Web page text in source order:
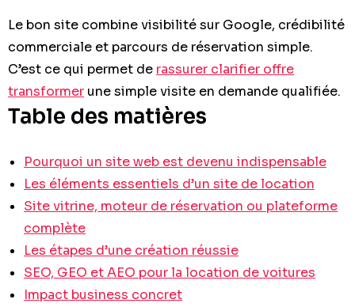
Le bon site combine visibilité sur Google, crédibilité
commerciale et parcours de réservation simple.
C’est ce qui permet de rassurer clarifier offre
transformer une simple visite en demande qualifiée.
Table des matières
Pourquoi un site web est devenu indispensable
Les éléments essentiels d’un site de location
Site vitrine, moteur de réservation ou plateforme
complète
Les étapes d’une création réussie
SEO, GEO et AEO pour la location de voitures
Impact business concret